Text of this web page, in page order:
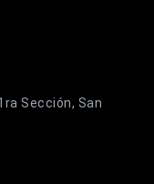
Sección, San